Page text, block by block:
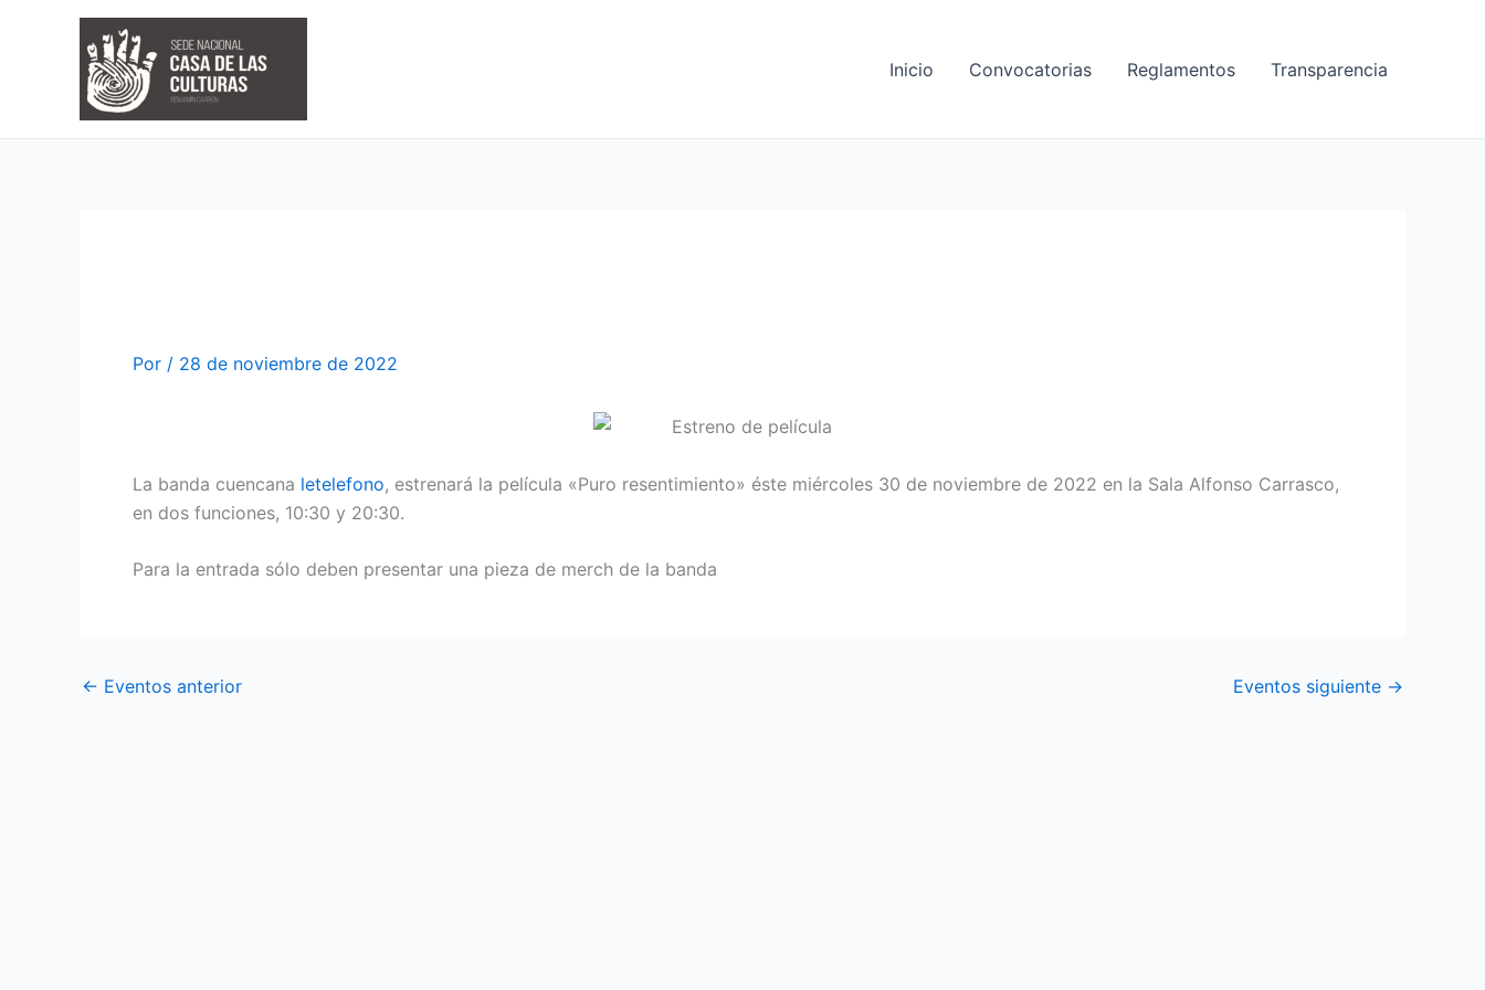
Inicio Convocatorias Reglamentos Transparencia
Por / 28 de noviembre de 2022
La banda cuencana letelefono, estrenará la película «Puro resentimiento» éste miércoles 30 de noviembre de 2022 en la Sala Alfonso Carrasco,
en dos funciones, 10:30 y 20:30.
Para la entrada sólo deben presentar una pieza de merch de la banda
← Eventos anterior Eventos siguiente →